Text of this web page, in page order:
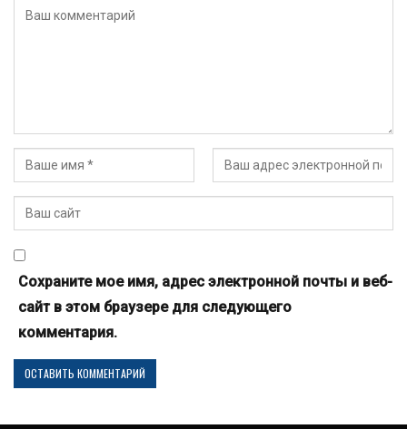
Сохраните мое имя, адрес электронной почты и веб-
сайт в этом браузере для следующего
комментария.